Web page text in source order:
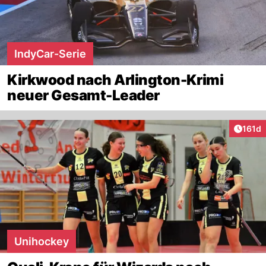
IndyCar-Serie
Kirkwood nach Arlington-Krimi
neuer Gesamt-Leader
161d
Unihockey